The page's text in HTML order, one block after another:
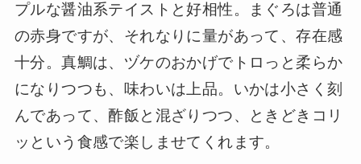
プルな醤油系テイストと好相性。まぐろは普通
の赤身ですが、それなりに量があって、存在感
十分。真鯛は、ヅケのおかげでトロっと柔らか
になりつつも、味わいは上品。いかは小さく刻
んであって、酢飯と混ざりつつ、ときどきコリ
ッという食感で楽しませてくれます。